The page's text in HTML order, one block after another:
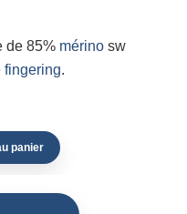
de 85% mérinosw
fingering.
panier